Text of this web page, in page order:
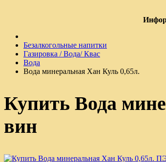
Безалкогольные напитки
Газировка / Вода/ Квас
Вода
Вода минеральная Хан Куль 0,65л.
Купить Вода
вин